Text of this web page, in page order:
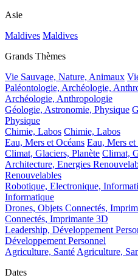
Asie
Maldives Maldives
Grands Thèmes
Vie Sauvage, Nature, Animaux
Paléontologie, Archéologie,
Archéologie, Anthropologie
Géologie, Astronomie, Physique
Physique
Chimie, Labos Chimie, Labos
Eau, Mers et Océans Eau, Mers et
Climat, Glaciers, Planète Climat,
Architecture, Energies
Renouvelables
Robotique, Electronique,
Informatique
Drones, Objets Connectés,
Connectés, Imprimante 3D
Leadership, Développement
Développement Personnel
Agriculture, Santé Agriculture,
Dates